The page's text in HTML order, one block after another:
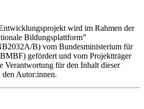
wird im Rahmen der
Bildungsplattform”
B) vom Bundesministerium für
gefördert und vom Projektträger
für den Inhalt dieser
Autor:innen.